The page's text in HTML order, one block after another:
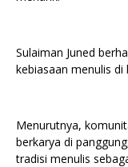
Sulaiman Juned
kebiasaan menulis di
Menurutnya,
berkarya di
tradisi menulis